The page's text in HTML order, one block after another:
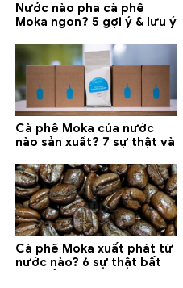
Nước nào pha cà phê
Moka ngon? 5 gợi ý & lưu ý
Cà phê Moka của nước
nào sản xuất? 7 sự thật và
Cà phê Moka xuất phát từ
nước nào? 6 sự thật bất